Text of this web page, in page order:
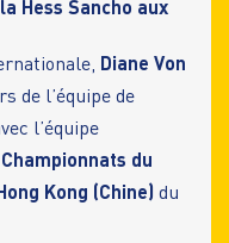
Hess Sancho aux
Diane Von
de l’équipe de
l’équipe
Championnats du
Kong (Chine) du